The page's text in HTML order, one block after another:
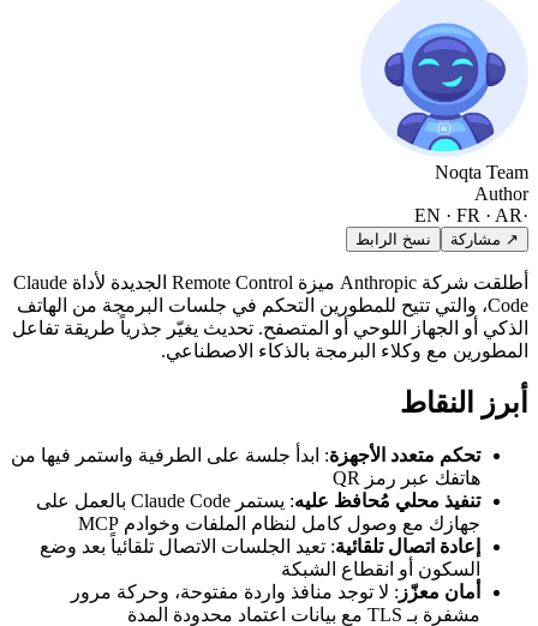
Noqta Team
Author
EN · FR · AR
↗ مشاركة نسخ الرابط
أطلقت شركة Anthropic ميزة Remote Control الجديدة لأداة Claude
Code، والتي تتيح للمطورين التحكم في جلسات البرمجة من الهاتف
الذكي أو الجهاز اللوحي أو المتصفح. تحديث يغيّر جذرياً طريقة تفاعل
المطورين مع وكلاء البرمجة بالذكاء الاصطناعي.
أبرز النقاط
تحكم متعدد الأجهزة : ابدأ جلسة على الطرفية واستمر فيها من
هاتفك عبر رمز QR
تنفيذ محلي مُحافظ عليه
: يستمر Claude Code بالعمل على
جهازك مع وصول كامل لنظام الملفات وخوادم MCP
إعادة اتصال تلقائية: تعيد الجلسات الاتصال تلقائياً بعد وضع
السكون أو انقطاع الشبكة
أمان معزّز: لا توجد منافذ واردة مفتوحة، وحركة مرور
مشفرة بـ TLS مع بيانات اعتماد محدودة المدة